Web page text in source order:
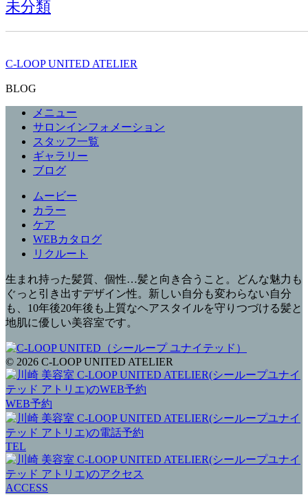
未分類
C-LOOP UNITED ATELIER
BLOG
メニュー
サロンインフォメーション
スタッフ一覧
ギャラリー
ブログ
ムービー
カラー
ケア
WEBカタログ
リクルート
生まれ持った髪質、個性…髪と向き合うこと。どんな魅力も
ぐっと引き出すデザイン性。新しい自分も変わらない自分
も、10年後20年後も上質なヘアスタイルを守りつづける髪と
地肌に優しい美容室です。
© 2026 C-LOOP UNITED ATELIER
WEB予約
TEL
ACCESS